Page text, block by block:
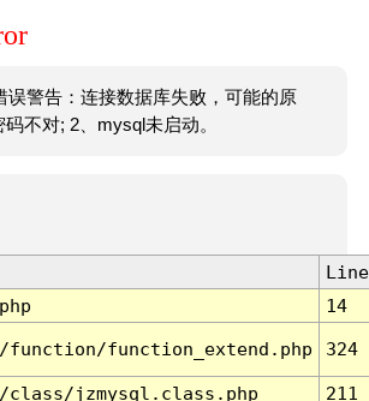
误警告：连接数据库失败，可能的原
不对; 2、mysql未启动。
Line
14
function/function_extend.php 324
class/jzmysql.class.php
211